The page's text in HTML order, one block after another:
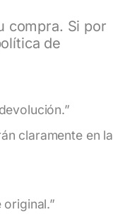
compra. Si por
de
claramente en la